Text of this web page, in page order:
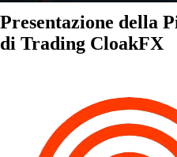
Presentazione della
di Trading CloakFX